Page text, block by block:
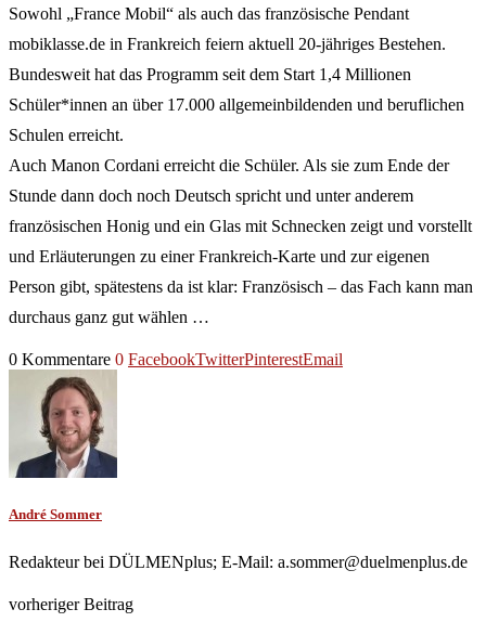
Sowohl „France Mobil“ als auch das französische Pendant
mobiklasse.de in Frankreich feiern aktuell 20-jähriges Bestehen.
Bundesweit hat das Programm seit dem Start 1,4 Millionen
Schüler*innen an über 17.000 allgemeinbildenden und beruflichen
Schulen erreicht.
Auch Manon Cordani erreicht die Schüler. Als sie zum Ende der
Stunde dann doch noch Deutsch spricht und unter anderem
französischen Honig und ein Glas mit Schnecken zeigt und vorstellt
und Erläuterungen zu einer Frankreich-Karte und zur eigenen
Person gibt, spätestens da ist klar: Französisch – das Fach kann man
durchaus ganz gut wählen …
0 Kommentare 0 FacebookTwitterPinterestEmail
André Sommer
Redakteur bei DÜLMENplus; E-Mail: a.sommer@duelmenplus.de
vorheriger Beitrag